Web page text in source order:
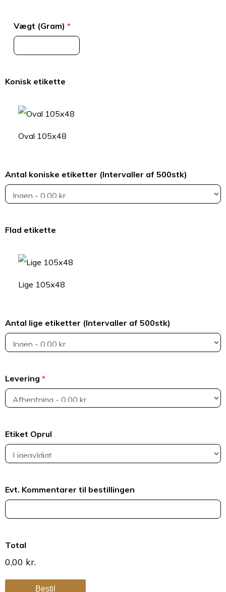
Vægt (Gram)*
Konisk etikette
Oval 105x48
Antal koniske etiketter (Intervaller af 500stk)
Flad etikette
Lige 105x48
Antal lige etiketter (Intervaller af 500stk)
Levering *
Etiket Oprul
Evt. Kommentarer til bestillingen
Total
0,00 kr.
Bestil